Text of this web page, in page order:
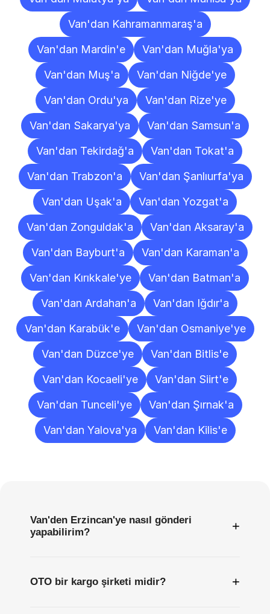
Van'dan Kahramanmaraş'a
Van'dan Mardin'e
Van'dan Muğla'ya
Van'dan Muş'a
Van'dan Niğde'ye
Van'dan Ordu'ya
Van'dan Rize'ye
Van'dan Sakarya'ya
Van'dan Samsun'a
Van'dan Tekirdağ'a
Van'dan Tokat'a
Van'dan Trabzon'a
Van'dan Şanlıurfa'ya
Van'dan Uşak'a
Van'dan Yozgat'a
Van'dan Zonguldak'a
Van'dan Aksaray'a
Van'dan Bayburt'a
Van'dan Karaman'a
Van'dan Kırıkkale'ye
Van'dan Batman'a
Van'dan Ardahan'a
Van'dan Iğdır'a
Van'dan Karabük'e
Van'dan Osmaniye'ye
Van'dan Düzce'ye
Van'dan Bitlis'e
Van'dan Kocaeli'ye
Van'dan Siirt'e
Van'dan Tunceli'ye
Van'dan Şırnak'a
Van'dan Yalova'ya
Van'dan Kilis'e
Van'den Erzincan'ye nasıl gönderi
yapabilirim?
+
OTO bir kargo şirketi midir? +